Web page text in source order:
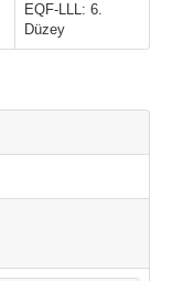
EQF-LLL: 6.
Düzey